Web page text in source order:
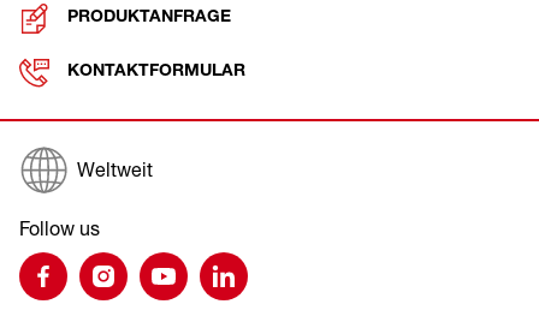
PRODUKTANFRAGE
KONTAKTFORMULAR
Weltweit
Follow us